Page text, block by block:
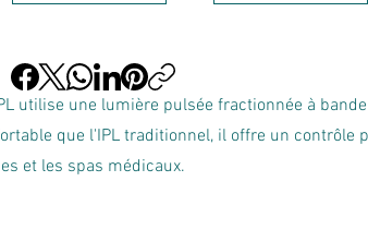
utilise une lumière pulsée fractionnée à
que l'IPL traditionnel, il offre un contrôle
et les spas médicaux.